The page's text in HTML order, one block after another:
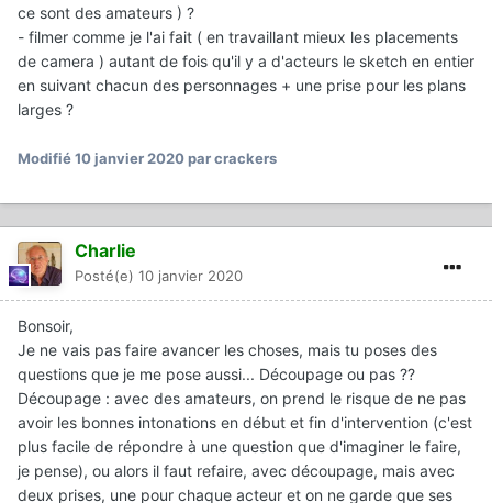
ce sont des amateurs ) ?
- filmer comme je l'ai fait ( en travaillant mieux les placements
de camera ) autant de fois qu'il y a d'acteurs le sketch en entier
en suivant chacun des personnages + une prise pour les plans
larges ?
Modifié10 janvier 2020par crackers
Charlie
Posté(e) 10 janvier 2020
Bonsoir,
Je ne vais pas faire avancer les choses, mais tu poses des
questions que je me pose aussi... Découpage ou pas ??
Découpage : avec des amateurs, on prend le risque de ne pas
avoir les bonnes intonations en début et fin d'intervention (c'est
plus facile de répondre à une question que d'imaginer le faire,
je pense), ou alors il faut refaire, avec découpage, mais avec
deux prises, une pour chaque acteur et on ne garde que ses